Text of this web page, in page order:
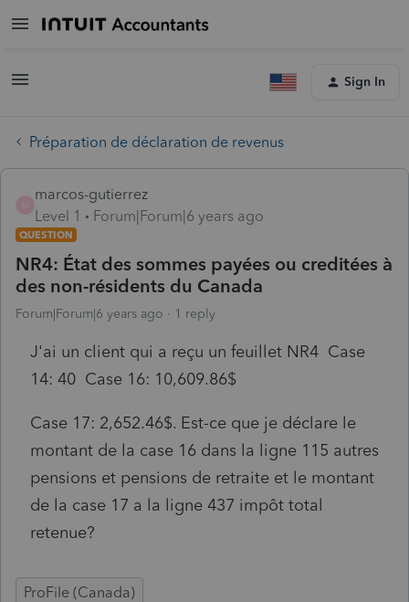
Sign In
Préparation de déclaration de revenus
marcos-gutierrez
Level 1
Forum|Forum|6 years ago
QUESTION
NR4: État des sommes payées ou creditées à
des non-résidents du Canada
Forum|Forum|6 years ago 1 reply
J'ai un client qui a reçu un feuillet NR4 Case
14: 40 Case 16: 10,609.86$
Case 17: 2,652.46$. Est-ce que je déclare le
montant de la case 16 dans la ligne 115 autres
pensions et pensions de retraite et le montant
de la case 17 a la ligne 437 impôt total
retenue?
ProFile (Canada)